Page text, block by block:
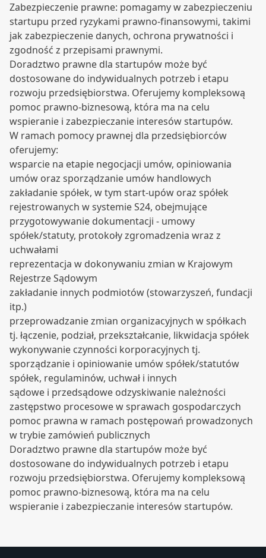
Zabezpieczenie prawne: pomagamy w zabezpieczeniu
startupu przed ryzykami prawno-finansowymi, takimi
jak zabezpieczenie danych, ochrona prywatności i
zgodność z przepisami prawnymi.
Doradztwo prawne dla startupów może być
dostosowane do indywidualnych potrzeb i etapu
rozwoju przedsiębiorstwa. Oferujemy kompleksową
pomoc prawno-biznesową, która ma na celu
wspieranie i zabezpieczanie interesów startupów.
W ramach pomocy prawnej dla przedsiębiorców
oferujemy:
wsparcie na etapie negocjacji umów, opiniowania
umów oraz sporządzanie umów handlowych
zakładanie spółek, w tym start-upów oraz spółek
rejestrowanych w systemie S24, obejmujące
przygotowywanie dokumentacji - umowy
spółek/statuty, protokoły zgromadzenia wraz z
uchwałami
reprezentacja w dokonywaniu zmian w Krajowym
Rejestrze Sądowym
zakładanie innych podmiotów (stowarzyszeń, fundacji
itp.)
przeprowadzanie zmian organizacyjnych w spółkach
tj. łączenie, podział, przekształcanie, likwidacja spółek
wykonywanie czynności korporacyjnych tj.
sporządzanie i opiniowanie umów spółek/statutów
spółek, regulaminów, uchwał i innych
sądowe i przedsądowe odzyskiwanie należności
zastępstwo procesowe w sprawach gospodarczych
pomoc prawna w ramach postępowań prowadzonych
w trybie zamówień publicznych
Doradztwo prawne dla startupów może być
dostosowane do indywidualnych potrzeb i etapu
rozwoju przedsiębiorstwa. Oferujemy kompleksową
pomoc prawno-biznesową, która ma na celu
wspieranie i zabezpieczanie interesów startupów.